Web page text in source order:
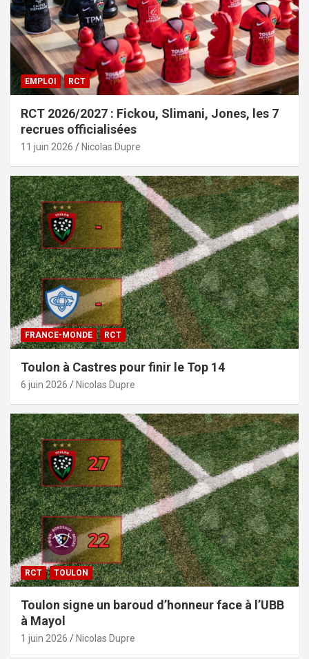
EMPLOI RCT
RCT 2026/2027 : Fickou, Slimani, Jones, les 7
recrues officialisées
11 juin 2026 Nicolas Dupre
FRANCE-MONDE RCT
Toulon à Castres pour finir le Top 14
6 juin 2026 Nicolas Dupre
RCT TOULON
Toulon signe un baroud d’honneur face à l’UBB
à Mayol
1 juin 2026 Nicolas Dupre